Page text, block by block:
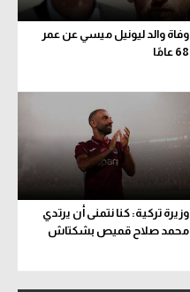
وفاة والد ليونيل ميسي عن عمر
68 عامًا
وزيرة تركية: كنا نتمنى أن يرتدي
محمد صلاح قميص بشكتاش